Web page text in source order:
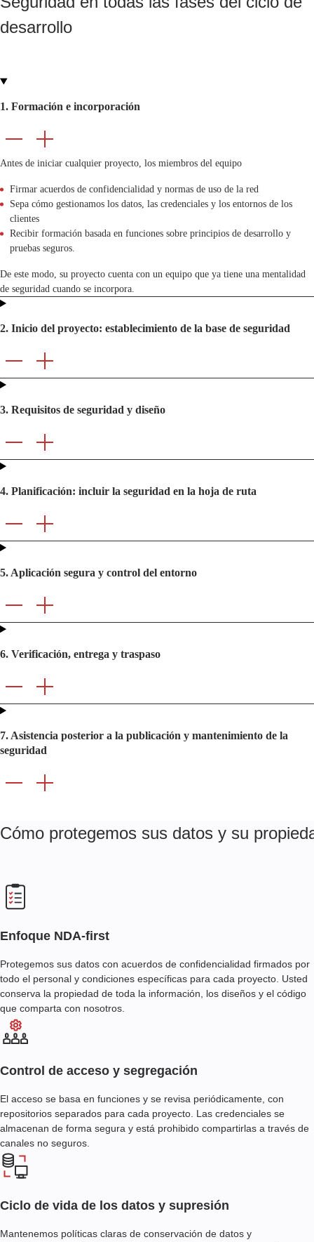
desarrollo
1. Formación e incorporación
Antes de iniciar cualquier proyecto, los miembros del equipo
Firmar acuerdos de confidencialidad y normas de uso de la red
Sepa cómo gestionamos los datos, las credenciales y los entornos de los
clientes
Recibir formación basada en funciones sobre principios de desarrollo y
pruebas seguros.
De este modo, su proyecto cuenta con un equipo que ya tiene una mentalidad
de seguridad cuando se incorpora.
2. Inicio del proyecto: establecimiento de la base de seguridad
3. Requisitos de seguridad y diseño
4. Planificación: incluir la seguridad en la hoja de ruta
5. Aplicación segura y control del entorno
6. Verificación, entrega y traspaso
7. Asistencia posterior a la publicación y mantenimiento de la
seguridad
Cómo protegemos sus datos y su
Enfoque NDA-first
Protegemos sus datos con acuerdos de confidencialidad firmados por
todo el personal y condiciones específicas para cada proyecto. Usted
conserva la propiedad de toda la información, los diseños y el código
que comparta con nosotros.
Control de acceso y segregación
El acceso se basa en funciones y se revisa periódicamente, con
repositorios separados para cada proyecto. Las credenciales se
almacenan de forma segura y está prohibido compartirlas a través de
canales no seguros.
Ciclo de vida de los datos y supresión
Mantenemos políticas claras de conservación de datos y